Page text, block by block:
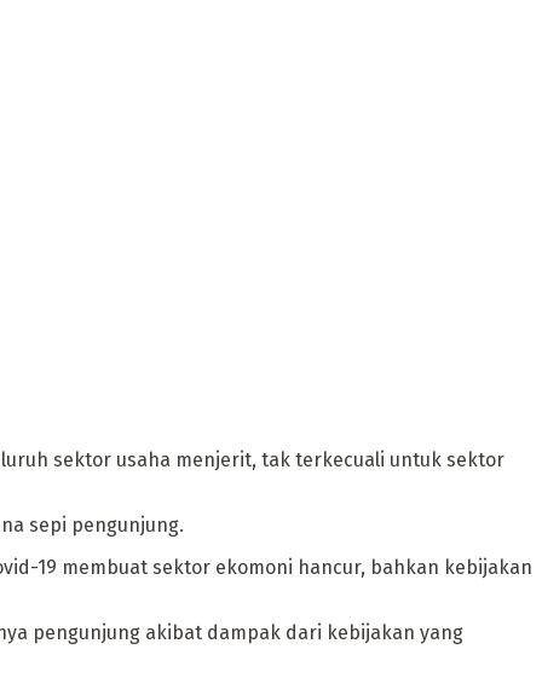
sektor usaha menjerit, tak terkecuali untuk sektor
sepi pengunjung.
19 membuat sektor ekomoni hancur, bahkan kebijakan
pengunjung akibat dampak dari kebijakan yang